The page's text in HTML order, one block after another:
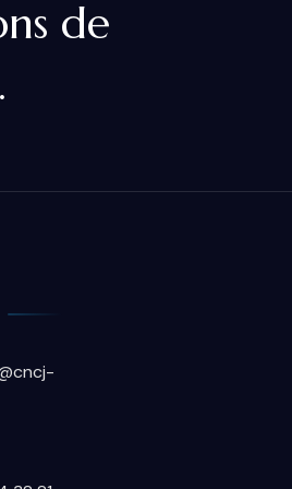
de